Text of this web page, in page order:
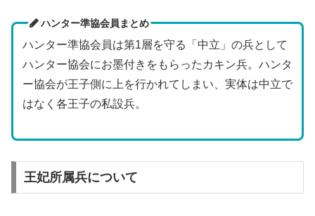
ハンター準協会員まとめ
ハンター準協会員は第1層を守る「中立」の兵として
ハンター協会にお墨付きをもらったカキン兵。ハンタ
ー協会が王子側に上を行かれてしまい、実体は中立で
はなく各王子の私設兵。
王妃所属兵について